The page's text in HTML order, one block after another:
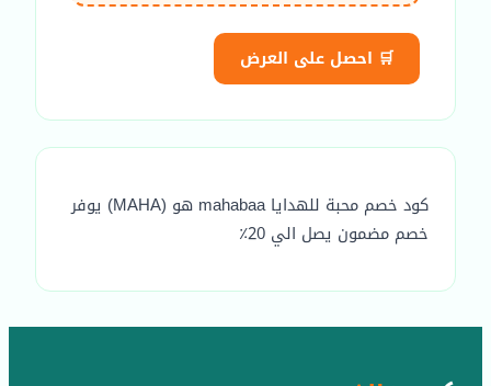
🛒 احصل على العرض
كود خصم محبة للهدايا mahabaa هو (MAHA) يوفر
خصم مضمون يصل الي 20٪